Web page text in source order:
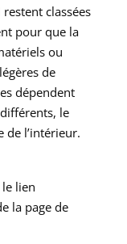
classées
pour que la
ou
de
dépendent
le
de l’intérieur.
le lien
la page de